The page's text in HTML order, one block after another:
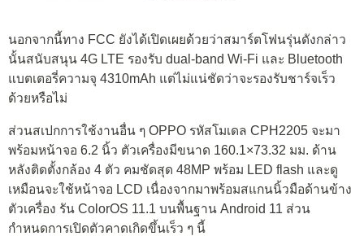
นอกจากนี้ทาง FCC ยังได้เปิดเผยด้วยว่าสมาร์ตโฟนรุ่นดังกล่าว
นั้นสนับสนุน 4G LTE รองรับ dual-band Wi-Fi และ Bluetooth
แบตเตอรี่ความจุ 4310mAh แต่ไม่แน่ชัดว่าจะรองรับชาร์จเร็ว
ด้วยหรือไม่
ส่วนสเปกการใช้งานอื่น ๆ OPPO รหัสโมเดล CPH2205 จะมา
พร้อมหน้าจอ 6.2 นิ้ว ตัวเครื่องมีขนาด 160.1×73.32 มม. ด้าน
หลังติดตั้งกล้อง 4 ตัว คมชัดสุด 48MP พร้อม LED flash และดู
เหมือนจะใช้หน้าจอ LCD เนื่องจากมาพร้อมสแกนนิ้วมือด้านข้าง
ตัวเครื่อง รัน ColorOS 11.1 บนพื้นฐาน Android 11 ส่วน
กำหนดการเปิดตัวคาดเกิดขึ้นเร็ว ๆ นี้